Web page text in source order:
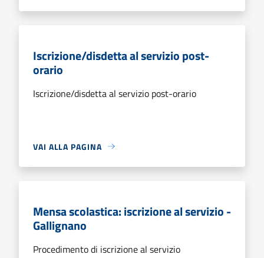
Iscrizione/disdetta al servizio post-
orario
Iscrizione/disdetta al servizio post-orario
VAI ALLA PAGINA
Mensa scolastica: iscrizione al servizio -
Gallignano
Procedimento di iscrizione al servizio